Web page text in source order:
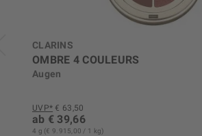
CLARINS
OMBRE 4 COULEURS
Augen
UVP* € 63,50
ab € 39,66
4 g (€ 9.915,00 / 1 kg)